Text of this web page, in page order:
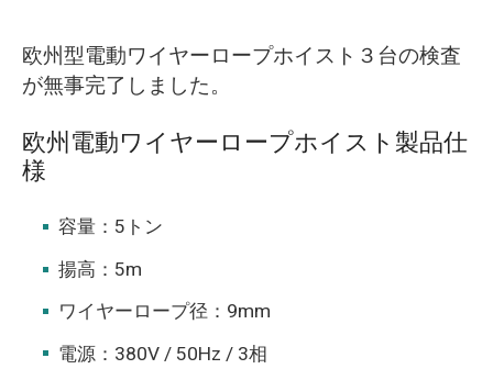
欧州型電動ワイヤーロープホイスト３台の検査
が無事完了しました。
欧州電動ワイヤーロープホイスト製品仕
様
容量：5トン
揚高：5m
ワイヤーロープ径：9mm
電源：380V / 50Hz / 3相